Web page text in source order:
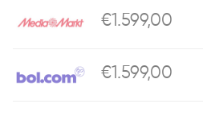
€1.599,00
€1.599,00